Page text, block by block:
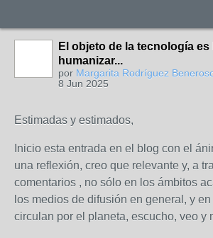
El objeto de la tecnología es
humanizar...
por Margarita Rodríguez
8 Jun 2025
Estimadas y estimados,
Inicio esta entrada en el blog con el
una reflexión, creo que relevante y, a
comentarios , no sólo en los ámbitos
los medios de difusión en general, y
circulan por el planeta, escucho, veo y